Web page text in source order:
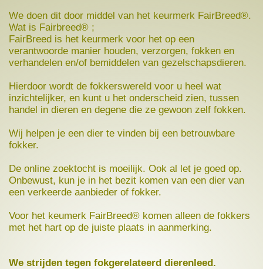
We doen dit door middel van het keurmerk FairBreed®.
Wat is Fairbreed® ;
FairBreed is het keurmerk voor het op een
verantwoorde manier houden, verzorgen, fokken en
verhandelen en/of bemiddelen van gezelschapsdieren.
Hierdoor wordt de fokkerswereld voor u heel wat
inzichtelijker, en kunt u het onderscheid zien, tussen
handel in dieren en degene die ze gewoon zelf fokken.
Wij helpen je een dier te vinden bij een betrouwbare
fokker.
De online zoektocht is moeilijk. Ook al let je goed op.
Onbewust, kun je in het bezit komen van een dier van
een verkeerde aanbieder of fokker.
Voor het keumerk FairBreed® komen alleen de fokkers
met het hart op de juiste plaats in aanmerking.
We strijden tegen fokgerelateerd dierenleed.